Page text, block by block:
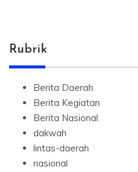
Rubrik
Berita Daerah
Berita Kegiatan
Berita Nasional
dakwah
lintas-daerah
nasional